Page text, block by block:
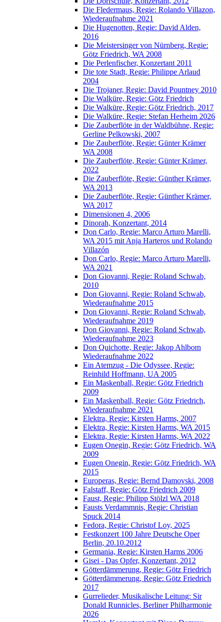
Die Fledermaus, Regie: Rolando Villazon,
Wiederaufnahme 2021
Die Hugenotten, Regie: David Alden,
2016
Die Meistersinger von Nürnberg, Regie:
Götz Friedrich, WA 2008
Die Perlenfischer, Konzertant 2011
Die tote Stadt, Regie: Philippe Arlaud
2004
Die Trojaner, Regie: David Pountney 2010
Die Walküre, Regie: Götz Friedrich
Die Walküre, Regie: Götz Friedrich, 2017
Die Walküre, Regie: Stefan Herheim 2026
Die Zauberflöte in der Waldbühne, Regie:
Gerline Pelkowski, 2007
Die Zauberflöte, Regie: Günter Krämer
WA 2008
Die Zauberflöte, Regie: Günter Krämer,
2022
Die Zauberflöte, Regie: Günther Krämer,
WA 2013
Die Zauberflöte, Regie: Günther Krämer,
WA 2017
Dimensionen 4, 2006
Dinorah, Konzertant, 2014
Don Carlo, Regie: Marco Arturo Marelli,
WA 2015 mit Anja Harteros und Rolando
Villazón
Don Carlo, Regie: Marco Arturo Marelli,
WA 2021
Don Giovanni, Regie: Roland Schwab,
2010
Don Giovanni, Regie: Roland Schwab,
Wiederaufnahme 2015
Don Giovanni, Regie: Roland Schwab,
Wiederaufnahme 2019
Don Giovanni, Regie: Roland Schwab,
Wiederaufnahme 2023
Don Quichotte, Regie: Jakop Ahlbom
Wiederaufnahme 2022
Ein Atemzug - Die Odyssee, Regie:
Reinhild Hoffmann, UA 2005
Ein Maskenball, Regie: Götz Friedrich
2009
Ein Maskenball, Regie: Götz Friedrich,
Wiederaufnahme 2021
Elektra, Regie: Kirsten Harms, 2007
Elektra, Regie: Kirsten Harms, WA 2015
Elektra, Regie: Kirsten Harms, WA 2022
Eugen Onegin, Regie: Götz Friedrich, WA
2009
Eugen Onegin, Regie: Götz Friedrich, WA
2015
Europeras, Regie: Bernd Damovski, 2008
Falstaff, Regie: Götz Friedrich 2009
Faust, Regie: Philipp Stölzl WA 2018
Fausts Verdammnis, Regie: Christian
Spuck 2014
Fedora, Regie: Christof Loy, 2025
Festkonzert 100 Jahre Deutsche Oper
Berlin, 20.10.2012
Germania, Regie: Kirsten Harms 2006
Gisei - Das Opfer, Konzertant, 2012
Götterdämmerung, Regie: Götz Friedrich
Götterdämmerung, Regie: Götz Friedrich
2017
Gurrelieder, Musikalische Leitung: Sir
Donald Runnicles, Berliner Philharmonie
2026